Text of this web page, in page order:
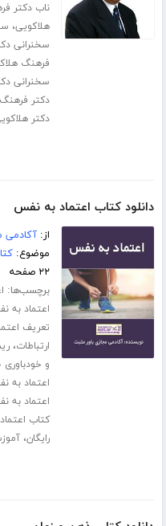
ناب دکتر
هلاکویی،
سخنرانی
فرهنگ
سخنرانی
دکتر
دکتر
دانلود کتاب اعتماد به نفس
از:آکادمی
موضوع:
۲۲ صفحه
برچسب‌ها:
اعتماد به
تعریف
ارتباطات،
و
اعتماد به
اعتماد به
کتاب
رایگان،